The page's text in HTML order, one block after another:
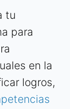
tu
para
en la
logros,